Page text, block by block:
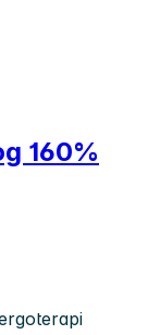
160%